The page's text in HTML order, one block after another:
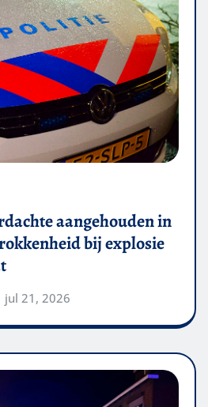
aangehouden in
bij explosie
jul 21, 2026